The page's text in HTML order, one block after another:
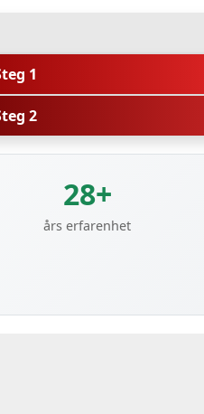
1
2
28+
års erfarenhet